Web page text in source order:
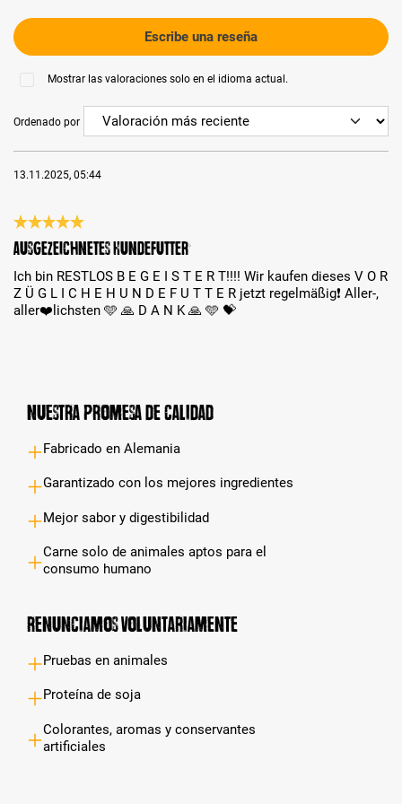
Escribe una reseña
Mostrar las valoraciones solo en el idioma actual.
Ordenado por
13.11.2025, 05:44
Reseña con calificación de 5 de 5 estrellas
Ausgezeichnetes Hundefutter
Ich bin RESTLOS B E G E I S T E R T!!!! Wir kaufen dieses V O R
Z Ü G L I C H E H U N D E F U T T E R jetzt regelmäßig❗️ Aller-,
aller❤️lichsten 🩵 🙏 D A N K 🙏 🩵 💝
Nuestra promesa de calidad
Fabricado en Alemania
Garantizado con los mejores ingredientes
Mejor sabor y digestibilidad
Carne solo de animales aptos para el
consumo humano
Renunciamos voluntariamente
Pruebas en animales
Proteína de soja
Colorantes, aromas y conservantes
artificiales